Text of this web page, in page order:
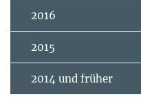
2016
2015
2014 und früher